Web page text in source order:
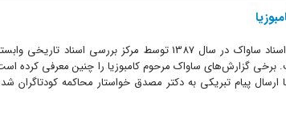
زندگی‌نامه مرحوم کامبوزیا بر اساس اسناد ساواک در سال 1387 توسط